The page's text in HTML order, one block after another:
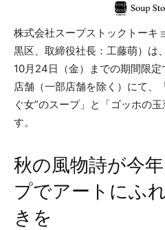
株式会社スープストックトーキ
黒区、取締役社長：工藤萌）は
10月24日（金）までの期間限
店舗（一部店舗を除く）にて、
ぐ女”のスープ」と「ゴッホの
す。
秋の風物詩が今
プでアートにふ
きを